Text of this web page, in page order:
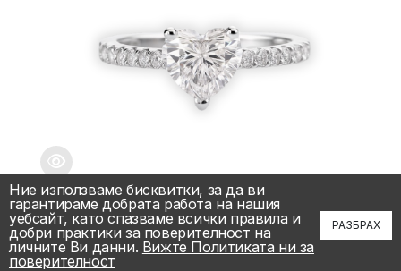
📞
1.28 к Пръстен с инвестиционен диамант сърце
Ние използваме бисквитки, за да ви
гарантираме добрата работа на нашия
уебсайт, като спазваме всички правила и
добри практики за поверителност на
личните Ви данни. Вижте Политиката ни за
поверителност
РАЗБРАХ